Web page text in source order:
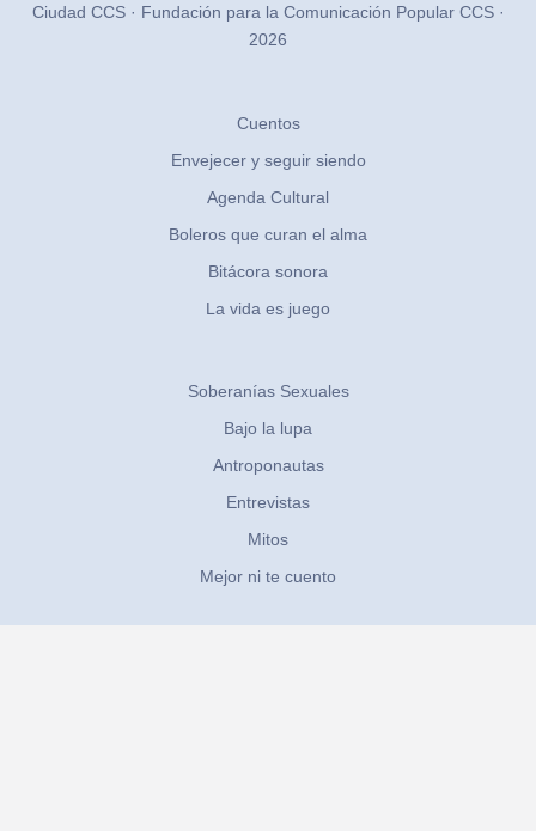
Ciudad CCS · Fundación para la Comunicación Popular CCS ·
2026
Cuentos
Envejecer y seguir siendo
Agenda Cultural
Boleros que curan el alma
Bitácora sonora
La vida es juego
Soberanías Sexuales
Bajo la lupa
Antroponautas
Entrevistas
Mitos
Mejor ni te cuento